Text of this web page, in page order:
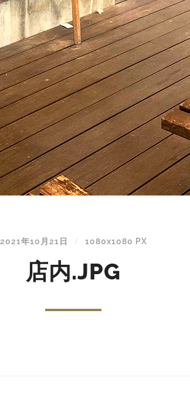
2021年10月21日 / 1080x1080 PX
店内.JPG